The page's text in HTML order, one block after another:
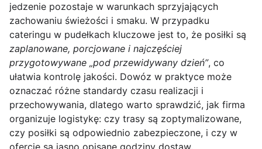
jedzenie pozostaje w warunkach sprzyjających
zachowaniu świeżości i smaku. W przypadku
cateringu w pudełkach kluczowe jest to, że posiłki są
zaplanowane, porcjowane i najczęściej
przygotowywane „pod przewidywany dzień”, co
ułatwia kontrolę jakości. Dowóz w praktyce może
oznaczać różne standardy czasu realizacji i
przechowywania, dlatego warto sprawdzić, jak firma
organizuje logistykę: czy trasy są zoptymalizowane,
czy posiłki są odpowiednio zabezpieczone, i czy w
ofercie są jasno opisane godziny dostaw.